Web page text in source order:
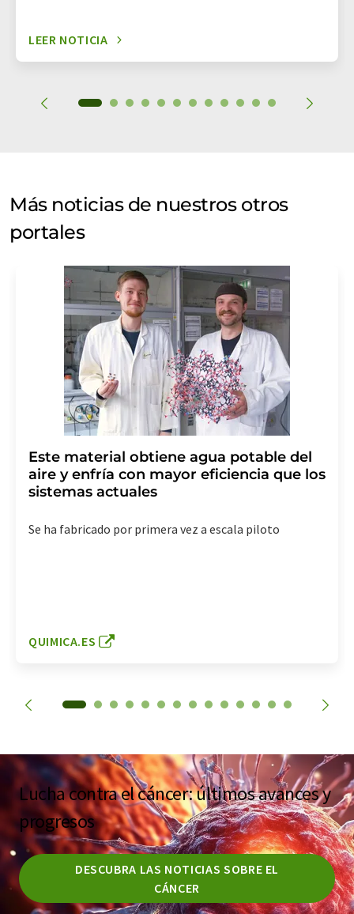
LEER NOTICIA
Más noticias de nuestros otros
portales
Este material obtiene agua potable del
aire y enfría con mayor eficiencia que los
sistemas actuales
Se ha fabricado por primera vez a escala piloto
QUIMICA.ES
Lucha contra el cáncer: últimos avances y
progresos
DESCUBRA LAS NOTICIAS SOBRE EL
CÁNCER